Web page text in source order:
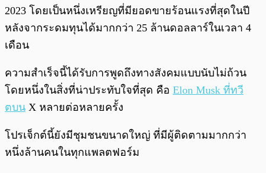
2023 โดยเป็นหนึ่งเหรียญที่มียอดขายร้อนแรงที่สุดในปี
หลังจากระดมทุนได้มากกว่า 25 ล้านดอลลาร์ในเวลา 4
เดือน
ความสำเร็จนี้ได้รับการพูดถึงทางสังคมแบบนับไม่ถ้วน
โดยหนึ่งในสิ่งที่น่าประทับใจที่สุด คือ Elon Musk ที่ทวี
ตบน X หลายต่อหลายครั้ง
โปรเจ็กต์นี้ยังมีชุมชนขนาดใหญ่ ที่มีผู้ติดตามมากกว่า
หนึ่งล้านคนในทุกแพลตฟอร์ม